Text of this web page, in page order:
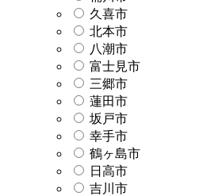
久喜市
北本市
八潮市
富士見市
三郷市
蓮田市
坂戸市
幸手市
鶴ヶ島市
日高市
吉川市